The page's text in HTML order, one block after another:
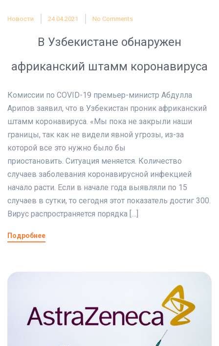
Новости 24.04.2021 No Comments
В Узбекистане обнаружен
африканский штамм коронавируса
Комиссии по COVID-19 премьер-министр Абдулла
Арипов заявил, что в Узбекистан проник африканский
штамм коронавируса. «Мы пока не закрыли наши
границы, так как не видели явной угрозы, из-за
которой все это нужно было бы
приостановить. Ситуация меняется. Количество
случаев заболевания коронавирусной инфекцией
начало расти. Если в начале года выявляли по 15
случаев в сутки, то сегодня этот показатель достиг 300.
Вирус распространяется порядка […]
Подробнее